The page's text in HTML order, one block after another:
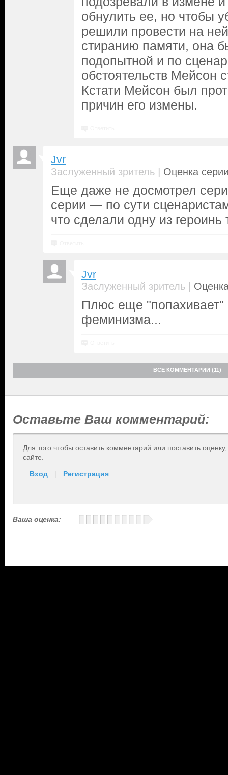
обнулить ее, но чтобы
решили провести на
стиранию памяти, она
подопытной и по
обстоятельств Мейсон
Кстати Мейсон был
причин его измены.
Jvr
Заслуженный зритель | Оценка
Еще даже не досмотрел
серии — по сути
что сделали одну из героинь
Jvr
Заслуженный зритель |
Плюс еще "попахивает"
феминизма...
ВСЕ КОММЕНТАРИИ (11)
Оставьте Ваш комментарий:
Для того чтобы оставить комментарий или поставить
сайте.
Вход | Регистрация
Ваша оценка: